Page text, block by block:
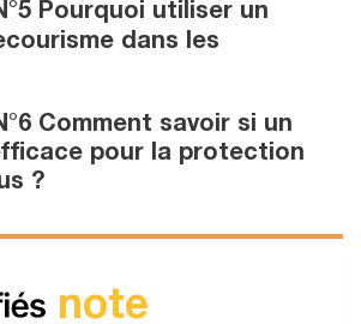
Pourquoi utiliser un
dans les
Comment savoir si un
pour la protection
?
note